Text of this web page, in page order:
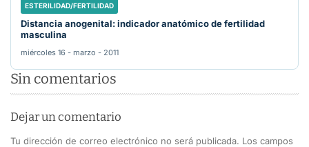
ESTERILIDAD/FERTILIDAD
Distancia anogenital: indicador anatómico de fertilidad
masculina
miércoles 16 - marzo - 2011
Sin comentarios
Dejar un comentario
Tu dirección de correo electrónico no será publicada. Los campos